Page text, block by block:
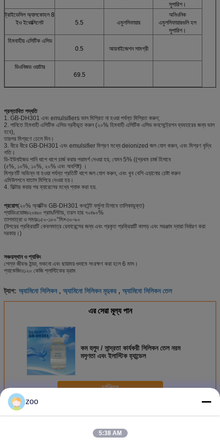
সুপারিশ।
ট্রাইডেসিল অ্যালকোহল 8
ইও ইথোক্সিলেট
5.5 এমুলসিফায়ার
অনিওনিক
এমুলসিফায়ারগুলি হল
সুপারিশ।
হিমবাহীয় এসিটিক এসিড
0.5
আয়নাইজেশন সামগ্রী
ডিওনিজড ওয়াটার
69.5
প্রস্তাবিত পদ্ধতি
1. GB-DH301 এবং emulsifiers ভাল মিশ্রিত না হওয়া পর্যন্ত মিশ্রিত করুন;
2. পানিতে হিমবাহী এসিটিক এসিড দ্রবীভূত করুন (২০% হিমবাহী এসিটিক এসিড কনসেন্ট্রেশন ব্যবহারের জন্য ভাল
হবে),
তারপর মিশ্রণে ঢেলে দিন।
3. ধীরে ধীরে GB-DH301 এবং emulsifier মিশ্রণ মধ্যে deionized জল যোগ করুন, এবং মিশ্রণ বৃদ্ধি
গতি।
ডি-ইউনাইজড পানি ধাপে ধাপে চার্জ করার পরামর্শ দেওয়া হয়, যেমন 5% ((প্রথম চার্জ হিসাবে
(৫%, ১০%, ১০%, ২০% এবং অবশিষ্ট) ।
মিশ্রণটি অভিন্ন না হওয়া পর্যন্ত প্রতিটি ধাপে জল যোগ করুন, এবং খুব বেশি এড়ানোর চেষ্টা করুন
এমিউলশনে বাতাস মিশিয়ে দেওয়া হয়।
4. ফিল্টার করার পর ব্যারেলের মধ্যে প্যাক করা হয়.
প্রয়োগ(২০% অ্যাক্টিভ GB-DH301 কনটেন্ট ফর্মুলা হিসাবে তালিকাভুক্ত)
প্যাডিংঃডোজঃ২০ঃ৬০ গ্রাম/লিটার, তরল হার ৭০ঃ৯০%
তাপমাত্রা ও সময়ঃ১৫০-১৮০°সি×৩০-৯০
(উপরের প্রক্রিয়াটি কেবলমাত্র রেফারেন্সের জন্য এবং প্রকৃত প্রক্রিয়াটি কাপড় এবং সরঞ্জাম দ্বারা নির্ধারণ করা
দরকার।)
সঞ্চয়স্থান ও প্যাকিং
শেল্ফ জীবনঃ ঠান্ডা, শুকনো এবং ছায়াময় গুদামে সংরক্ষণ করা হলে 6 মাস।
প্যাকেজিংঃ১২০ কেজি প্লাস্টিকের ড্রাম
ট্যাগ: অ্যামিনো সিলিকন, অ্যামিনো সিলিকন মৃদুকর , অ্যামিনো সিলিকন তেল
এর সেরা মূল্য পান
কম হলুদ / সান্দ্রতা কার্যকরী সিলিকন তেল নরম
মসৃণতা এবং ইলাস্টিক হ্যান্ডেল
চালিয়ে
অধিকঅ্যামিনো সিলিকন
zoo
5:38 AM